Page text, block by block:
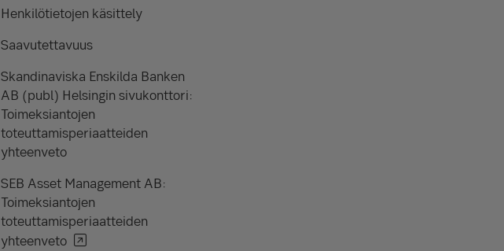
Henkilötietojen käsittely
Saavutettavuus
Skandinaviska Enskilda Banken
AB (publ) Helsingin sivukonttori:
Toimeksiantojen
toteuttamisperiaatteiden
yhteenveto
SEB Asset Management AB:
Toimeksiantojen
toteuttamisperiaatteiden
yhteenveto